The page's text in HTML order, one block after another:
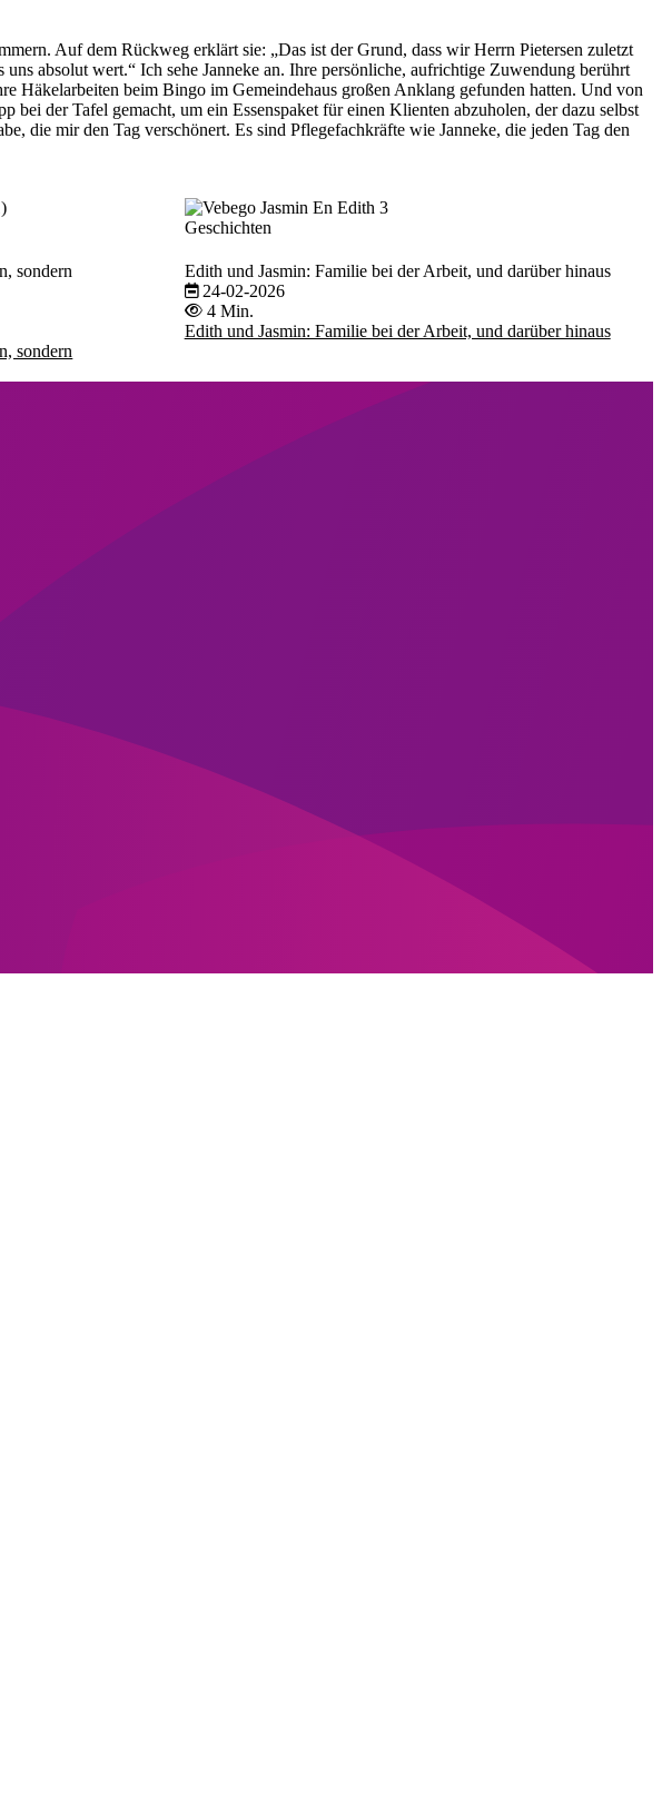
Auf dem Rückweg erklärt sie: „Das ist der Grund, dass wir Herrn Pietersen zuletzt
absolut wert.“ Ich sehe Janneke an. Ihre persönliche, aufrichtige Zuwendung berührt
Häkelarbeiten beim Bingo im Gemeindehaus großen Anklang gefunden hatten. Und von
der Tafel gemacht, um ein Essenspaket für einen Klienten abzuholen, der dazu selbst
die mir den Tag verschönert. Es sind Pflegefachkräfte wie Janneke, die jeden Tag den
sondern
sondern
Geschichten
Edith und Jasmin: Familie bei der Arbeit, und darüber hinaus
24-02-2026
4 Min.
Edith und Jasmin: Familie bei der Arbeit, und darüber hinaus